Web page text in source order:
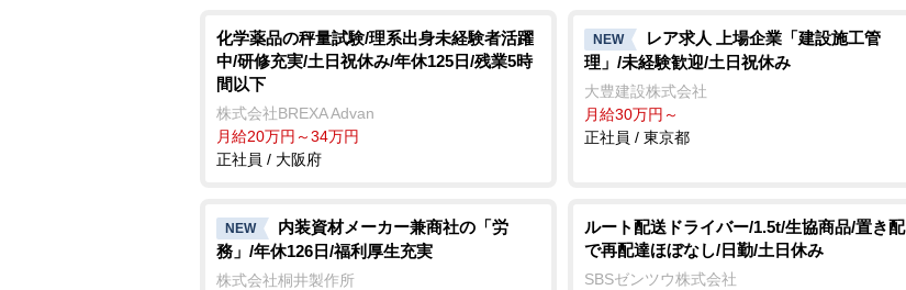
化学薬品の秤量試験/理系出身未経験者活躍
中/研修充実/土日祝休み/年休125日/残業5時
間以下
株式会社BREXA Advan
月給20万円～34万円
正社員 / 大阪府
NEW
レア求人 上場企業「建設施工管
理」/未経験歓迎/土日祝休み
大豊建設株式会社
月給30万円～
正社員 / 東京都
NEW
内装資材メーカー兼商社の「労
務」/年休126日/福利厚生充実
株式会社桐井製作所
ルート配送ドライバー/1.5t/生協商品/置き配
で再配達ほぼなし/日勤/土日休み
SBSゼンツウ株式会社